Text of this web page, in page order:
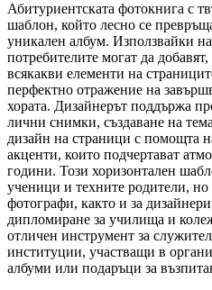
Абитуриентската фотокнига с
шаблон, който лесно се
уникален албум. Използвайки
потребителите могат да
всякакви елементи на
перфектно отражение на
хората. Дизайнерът поддържа
лични снимки, създаване на
дизайн на страници с помощта
акценти, които подчертават
години. Този хоризонтален
ученици и техните родители,
фотографи, както и за
дипломиране за училища и
отличен инструмент за
институции, участващи в
албуми или подаръци за